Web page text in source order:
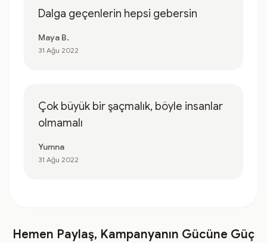
Dalga geçenlerin hepsi gebersin
Maya B.
31 Ağu 2022
Çok büyük bir şaçmalık, böyle insanlar
olmamalı
Yumna
31 Ağu 2022
Hemen Paylaş, Kampanyanın Gücüne Güç